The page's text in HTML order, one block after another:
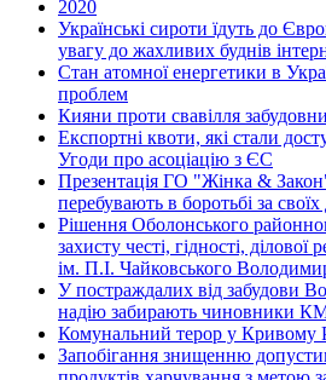
2020
Українські сироти їдуть до
увагу до жахливих буднів
Стан атомної енергетики в
проблем
Кияни проти свавілля
Експортні квоти, які стали
Угоди про асоціацію з ЄС
Презентація ГО "Жінка &
перебувають в боротьбі за своїх
Рішення Оболонського
захисту честі, гідності,
ім. П.І. Чайковського
У постраждалих від забудови
надію забирають чиновники
Комунальний терор у Кривому
Запобігання знищенню